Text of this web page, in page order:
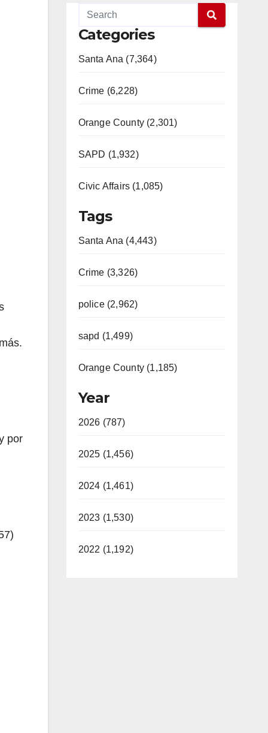
por
Categories
Santa Ana (7,364)
Crime (6,228)
Orange County (2,301)
SAPD (1,932)
Civic Affairs (1,085)
Tags
Santa Ana (4,443)
Crime (3,326)
police (2,962)
sapd (1,499)
Orange County (1,185)
Year
2026 (787)
2025 (1,456)
2024 (1,461)
2023 (1,530)
2022 (1,192)